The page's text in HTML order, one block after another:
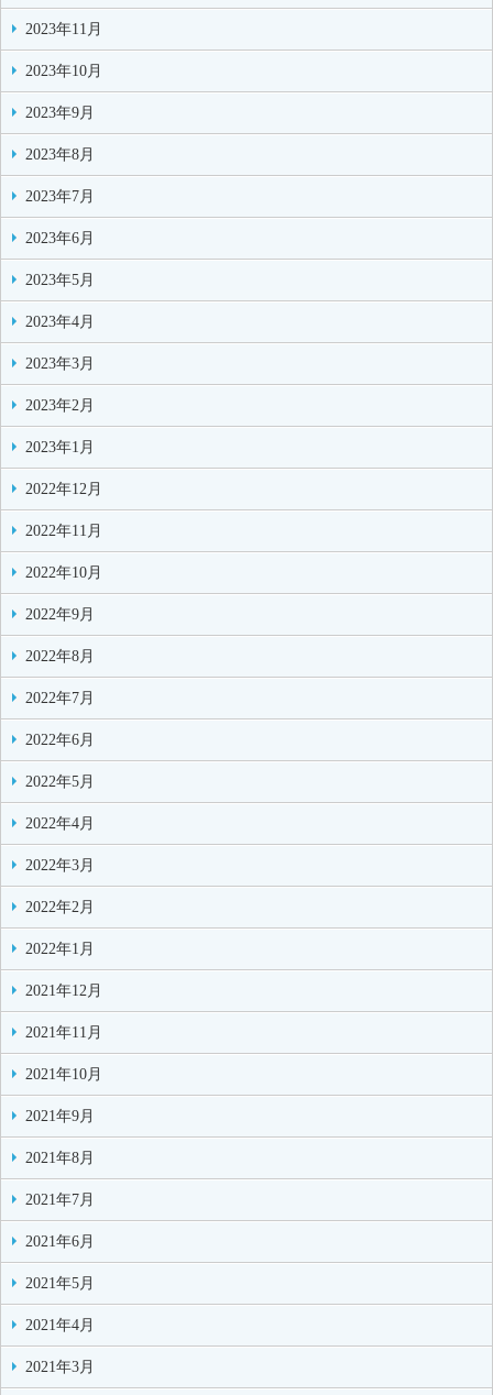
2023年11月
2023年10月
2023年9月
2023年8月
2023年7月
2023年6月
2023年5月
2023年4月
2023年3月
2023年2月
2023年1月
2022年12月
2022年11月
2022年10月
2022年9月
2022年8月
2022年7月
2022年6月
2022年5月
2022年4月
2022年3月
2022年2月
2022年1月
2021年12月
2021年11月
2021年10月
2021年9月
2021年8月
2021年7月
2021年6月
2021年5月
2021年4月
2021年3月